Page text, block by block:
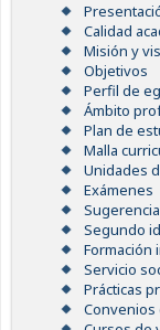
Calidad
Misión y
Objetivos
Perfil de
Ámbito
Plan de
Malla
Unidades
Exámenes
Segundo
Formación
Servicio
Prácticas
Convenios